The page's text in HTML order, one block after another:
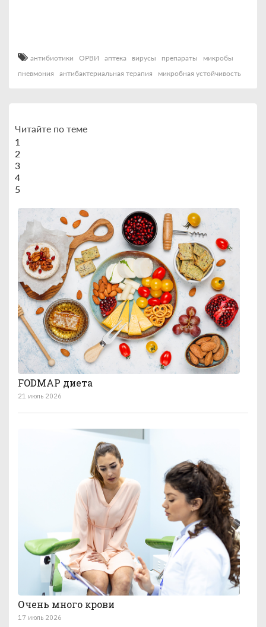
антибиотики ОРВИ аптека вирусы препараты
микробы
пневмония
антибактериальная терапия микробная устойчивость
Читайте по теме
1
2
3
4
5
FODMAP диета
21 июль 2026
Очень много крови
17 июль 2026